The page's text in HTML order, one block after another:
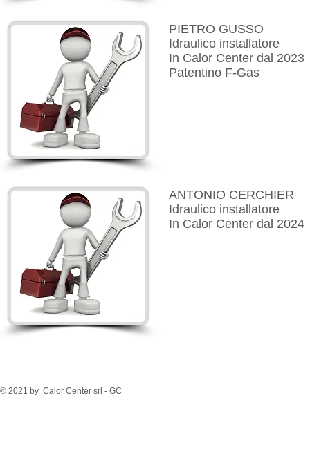
PIETRO GUSSO
Idraulico installatore
In Calor Center dal 2023
Patentino F-Gas
ANTONIO CERCHIER
Idraulico installatore
In Calor Center dal 2024
© 2021 by Calor Center srl - GC